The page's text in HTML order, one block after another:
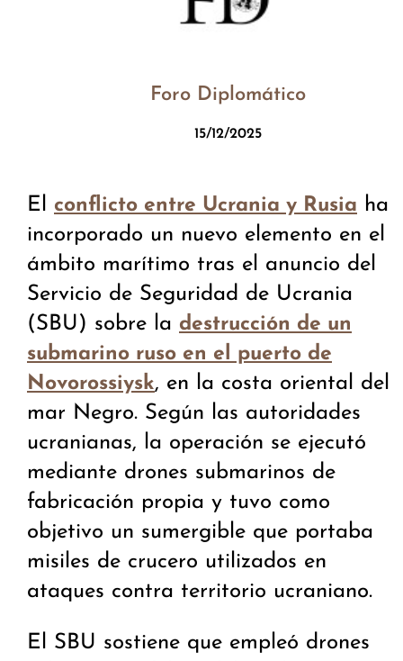
Foro Diplomático
15/12/2025
El conflicto entre Ucrania y Rusia ha
incorporado un nuevo elemento en el
ámbito marítimo tras el anuncio del
Servicio de Seguridad de Ucrania
(SBU) sobre la destrucción de un
submarino ruso en el puerto de
Novorossiysk, en la costa oriental del
mar Negro. Según las autoridades
ucranianas, la operación se ejecutó
mediante drones submarinos de
fabricación propia y tuvo como
objetivo un sumergible que portaba
misiles de crucero utilizados en
ataques contra territorio ucraniano.
El SBU sostiene que empleó drones